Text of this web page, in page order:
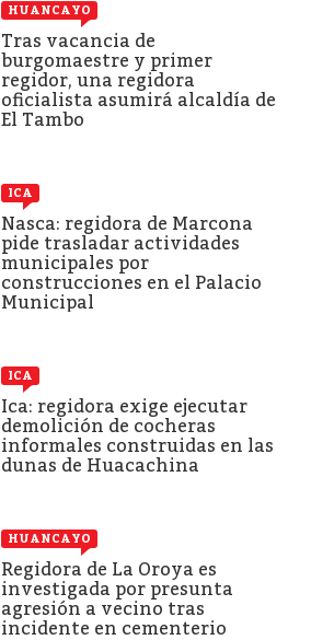
HUANCAYO
Tras vacancia de
burgomaestre y primer
regidor, una regidora
oficialista asumirá alcaldía de
El Tambo
ICA
Nasca: regidora de Marcona
pide trasladar actividades
municipales por
construcciones en el Palacio
Municipal
ICA
Ica: regidora exige ejecutar
demolición de cocheras
informales construidas en las
dunas de Huacachina
HUANCAYO
Regidora de La Oroya es
investigada por presunta
agresión a vecino tras
incidente en cementerio